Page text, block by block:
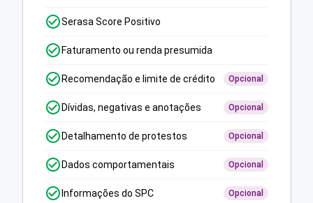
Serasa Score Positivo
Faturamento ou renda presumida
Recomendação e limite de crédito Opcional
Dívidas, negativas e anotações Opcional
Detalhamento de protestos Opcional
Dados comportamentais Opcional
Informações do SPC Opcional